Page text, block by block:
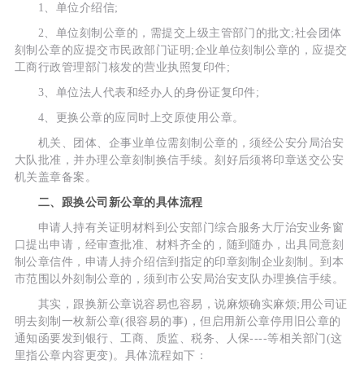
1、单位介绍信;
2、单位刻制公章的，需提交上级主管部门的批文;社会团体
刻制公章的应提交市民政部门证明;企业单位刻制公章的，应提交
工商行政管理部门核发的营业执照复印件;
3、单位法人代表和经办人的身份证复印件;
4、更换公章的应同时上交原使用公章。
机关、团体、企事业单位需刻制公章的，须经公安分局治安
大队批准，并办理公章刻制换信手续。刻好后须将印章送交公安
机关盖章备案。
二、跟换公司新公章的具体流程
申请人持有关证明材料到公安部门综合服务大厅治安业务窗
口提出申请，经审查批准、材料齐全的，随到随办，出具同意刻
制公章信件，申请人持介绍信到指定的印章刻制企业刻制。到本
市范围以外刻制公章的，须到市公安局治安支队办理换信手续。
其实，跟换新公章说容易也容易，说麻烦确实麻烦;用公司证
明去刻制一枚新公章(很容易的事)，但启用新公章停用旧公章的
通知函要发到银行、工商、质监、税务、人保----等相关部门(这
里指公章内容更变)。具体流程如下：